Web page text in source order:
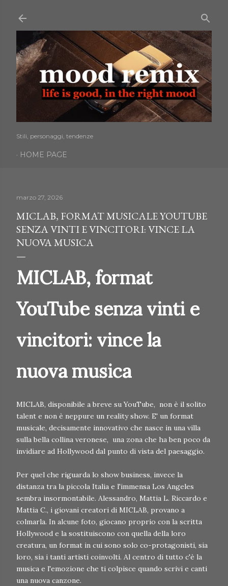
Stili, personaggi, tendenze
HOME PAGE
marzo 27, 2026
MICLAB, FORMAT MUSICALE YOUTUBE
SENZA VINTI E VINCITORI: VINCE LA
NUOVA MUSICA
MICLAB, format
YouTube senza vinti e
vincitori: vince la
nuova musica
MICLAB, disponibile a breve su YouTube, non è il solito
talent e non è neppure un reality show. E' un format
musicale, decisamente innovativo che nasce in una villa
sulla bella collina veronese, una zona che ha ben poco da
invidiare ad Hollywood dal punto di vista del paesaggio.
Per quel che riguarda lo show business, invece la
distanza tra la piccola Italia e l'immensa Los Angeles
sembra insormontabile. Alessandro, Mattia L. Riccardo e
Mattia C., i giovani creatori di MICLAB, provano a
colmarla. In alcune foto, giocano proprio con la scritta
Hollywood e la sostituiscono con quella della loro
creatura, un format in cui sono solo co-protagonisti, sia
loro, sia i tanti artisti coinvolti. Al centro di tutto c'è la
musica e l'emozione che ti colpisce quando scrivi e canti
una nuova canzone.